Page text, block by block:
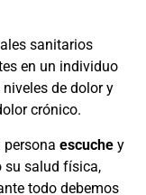
sanitarios
en un individuo
de dolor y
crónico.
escuche y
su salud física,
todo debemos